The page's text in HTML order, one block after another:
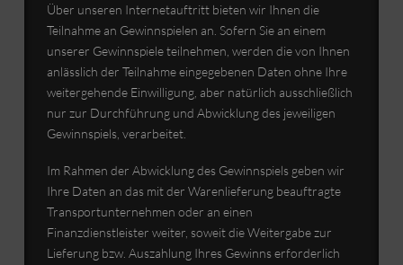
Über unseren Internetauftritt bieten wir Ihnen die
Teilnahme an Gewinnspielen an. Sofern Sie an einem
unserer Gewinnspiele teilnehmen, werden die von Ihnen
anlässlich der Teilnahme eingegebenen Daten ohne Ihre
weitergehende Einwilligung, aber natürlich ausschließlich
nur zur Durchführung und Abwicklung des jeweiligen
Gewinnspiels, verarbeitet.
Im Rahmen der Abwicklung des Gewinnspiels geben wir
Ihre Daten an das mit der Warenlieferung beauftragte
Transportunternehmen oder an einen
Finanzdienstleister weiter, soweit die Weitergabe zur
Lieferung bzw. Auszahlung Ihres Gewinns erforderlich